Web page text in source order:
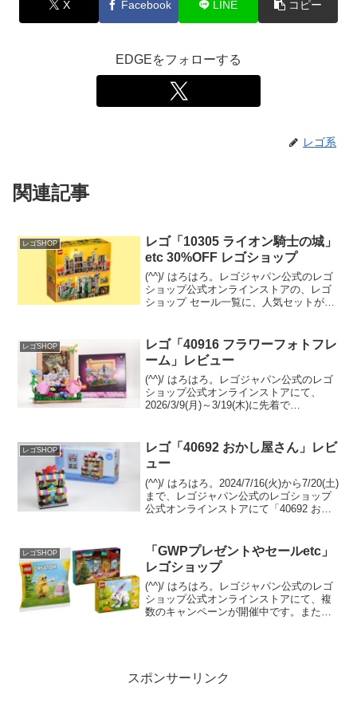
X Facebook LINE コピー
EDGEをフォローする
レゴ系
関連記事
レゴSHOP
レゴ「10305 ライオン騎士の城」
etc 30%OFF レゴショップ
(^^)/ はろはろ。レゴジャパン公式のレゴ
ショップ公式オンラインストアの、レゴ
ショップ セール一覧に、人気セットが
の城」がセール。 置き場所があれば２箱
めも欲し...
レゴSHOP
レゴ「40916 フラワーフォトフレ
ーム」レビュー
(^^)/ はろはろ。レゴジャパン公式のレゴ
ショップ公式オンラインストアにて、
2026/3/9(月)～3/19(木)に先着で
(税込)以上購入。 （オファ...
レゴSHOP
レゴ「40692 おかし屋さん」レビ
ュー
(^^)/ はろはろ。2024/7/16(火)から7/20(土)
まで、レゴジャパン公式のレゴショップ
公式オンラインストアにて「40692 おか
￥28,000-(税込)...
レゴSHOP
「GWPプレゼントやセールetc」
レゴショップ
(^^)/ はろはろ。レゴジャパン公式のレゴ
ショップ公式オンラインストアにて、複
数のキャンペーンが開催中です。また、
スポンサーリンク